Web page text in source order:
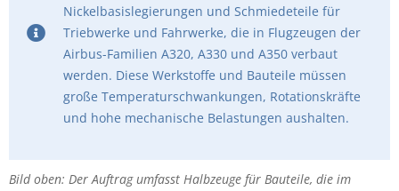
Nickelbasislegierungen und Schmiedeteile für
Triebwerke und Fahrwerke, die in Flugzeugen der
Airbus-Familien A320, A330 und A350 verbaut
werden. Diese Werkstoffe und Bauteile müssen
große Temperaturschwankungen, Rotationskräfte
und hohe mechanische Belastungen aushalten.
Bild oben: Der Auftrag umfasst Halbzeuge für Bauteile, die im